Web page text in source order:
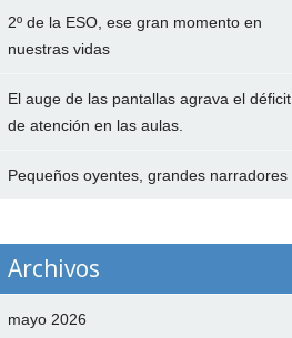
2º de la ESO, ese gran momento en
nuestras vidas
El auge de las pantallas agrava el déficit
de atención en las aulas.
Pequeños oyentes, grandes narradores
Archivos
mayo 2026